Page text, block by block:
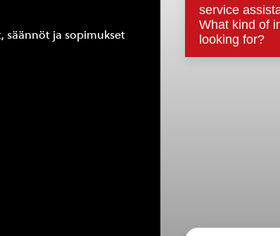
säännöt ja sopimukset
Hallinto
Kunnanhallitus
Kunnanvaltuusto